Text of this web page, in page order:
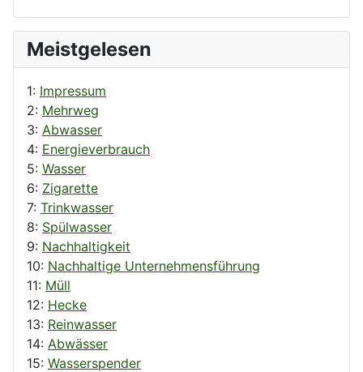
Meistgelesen
1: Impressum
2: Mehrweg
3: Abwasser
4: Energieverbrauch
5: Wasser
6: Zigarette
7: Trinkwasser
8: Spülwasser
9: Nachhaltigkeit
10: Nachhaltige Unternehmensführung
11: Müll
12: Hecke
13: Reinwasser
14: Abwässer
15: Wasserspender